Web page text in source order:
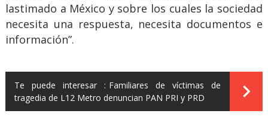
lastimado a México y sobre los cuales la sociedad
necesita una respuesta, necesita documentos e
información”.
Te puede interesar : Familiares de víctimas de
tragedia de L12 Metro denuncian PAN PRI y PRD